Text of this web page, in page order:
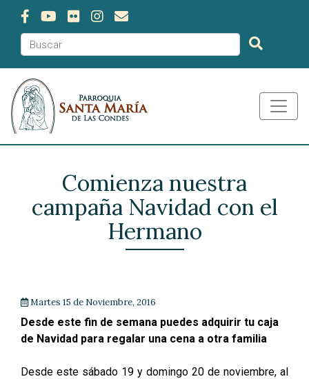
Comienza nuestra
campaña Navidad con el
Hermano
Martes 15 de Noviembre, 2016
Desde este fin de semana puedes adquirir tu caja
de Navidad para regalar una cena a otra familia
Desde este sábado 19 y domingo 20 de noviembre, al